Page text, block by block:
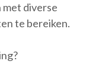
diverse
te bereiken.